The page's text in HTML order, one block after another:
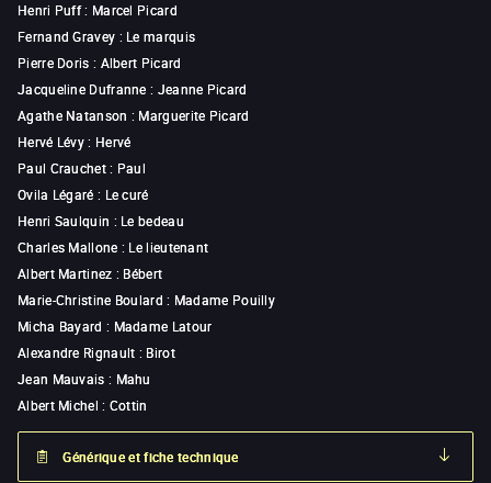
Henri Puff: Marcel Picard
Fernand Gravey : Le marquis
Pierre Doris : Albert Picard
Jacqueline Dufranne : Jeanne Picard
Agathe Natanson : Marguerite Picard
Hervé Lévy: Hervé
Paul Crauchet: Paul
Ovila Légaré : Le curé
Henri Saulquin : Le bedeau
Charles Mallone : Le lieutenant
Albert Martinez : Bébert
Marie-Christine Boulard : Madame Pouilly
Micha Bayard : Madame Latour
Alexandre Rignault : Birot
Jean Mauvais : Mahu
Albert Michel : Cottin
Générique et fiche technique